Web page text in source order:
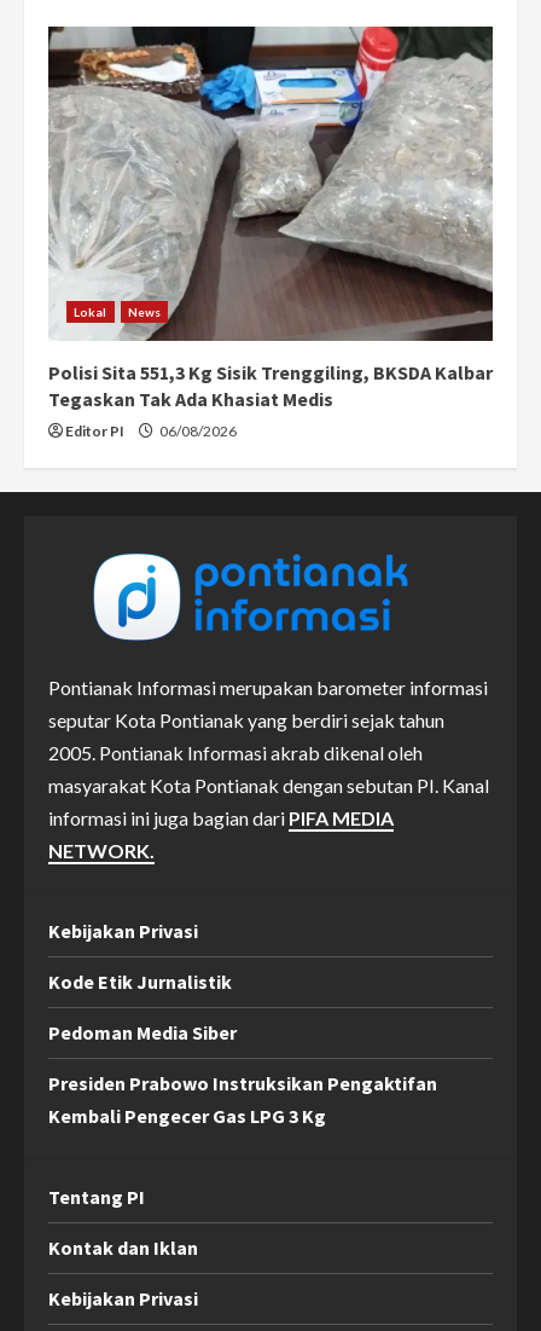
Lokal News
Polisi Sita 551,3 Kg Sisik Trenggiling, BKSDA Kalbar
Tegaskan Tak Ada Khasiat Medis
Editor PI 06/08/2026
Pontianak Informasi merupakan barometer informasi
seputar Kota Pontianak yang berdiri sejak tahun
2005. Pontianak Informasi akrab dikenal oleh
masyarakat Kota Pontianak dengan sebutan PI. Kanal
informasi ini juga bagian dari PIFA MEDIA
NETWORK.
Kebijakan Privasi
Kode Etik Jurnalistik
Pedoman Media Siber
Presiden Prabowo Instruksikan Pengaktifan
Kembali Pengecer Gas LPG 3 Kg
Tentang PI
Kontak dan Iklan
Kebijakan Privasi